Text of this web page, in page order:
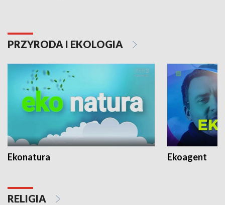
PRZYRODA I EKOLOGIA
Ekonatura Ekoagent
RELIGIA